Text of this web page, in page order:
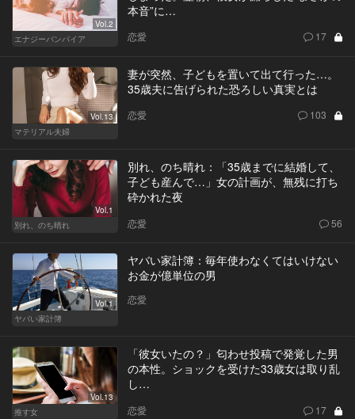
Vol.2
エナジーバンパイア
本音”に…
恋愛 17
Vol.13
マテリアル夫婦
妻が突然、子どもを置いて出て行った…。
35歳夫に告げられた恐ろしい真実とは
恋愛 103
Vol.1
別れ、のち晴れ
別れ、のち晴れ：「35歳までに結婚して、
子ども産んで…」女の計画が、無残に打ち
砕かれた夜
恋愛 56
Vol.1
ヤバい家計簿
ヤバい家計簿：毎年使わなくてはいけない
お金が億単位の男
恋愛
Vol.13
推す女
「彼女いたの？」匂わせ投稿で発覚した男
の本性。ショックを受けた33歳女は取り乱
し…
恋愛 17